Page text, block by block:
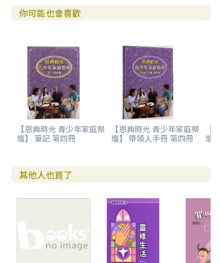
你可能也會喜歡
【恩典時光 青少年家庭祭
壇】 筆記 第四冊
【恩典時光 青少年家庭祭
壇】 帶領人手冊 第四冊
【
壇
其他人也買了